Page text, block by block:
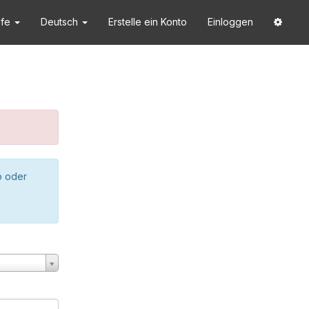
Deutsch Erstelle ein Konto Einloggen
oder